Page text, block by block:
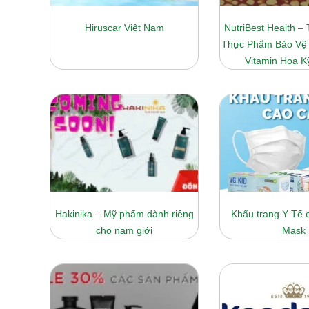
Hiruscar Việt Nam
NutriBest Health –
Thực Phẩm Bảo
Vitamin Hoa
Hakinika – Mỹ phẩm dành riêng
cho nam giới
Khẩu trang Y Tế
Mask